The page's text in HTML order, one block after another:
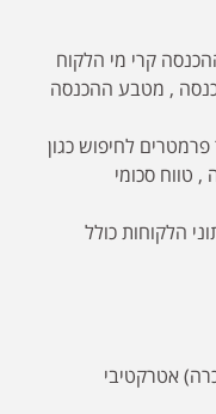
קרי מי הלקוח
, מטבע ההכנסה
לחיפוש כגון
סכומי
הלקוחות כולל
אטרקטיבי